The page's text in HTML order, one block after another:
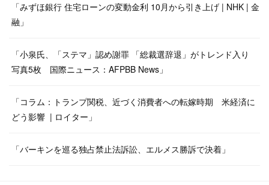
「みずほ銀行 住宅ローンの変動金利 10月から引き上げ | NHK | 金
融」
「小泉氏、「ステマ」認め謝罪 「総裁選辞退」がトレンド入り
写真5枚 国際ニュース：AFPBB News」
「コラム：トランプ関税、近づく消費者への転嫁時期 米経済に
どう影響 | ロイター」
「バーキンを巡る独占禁止法訴訟、エルメス勝訴で決着」